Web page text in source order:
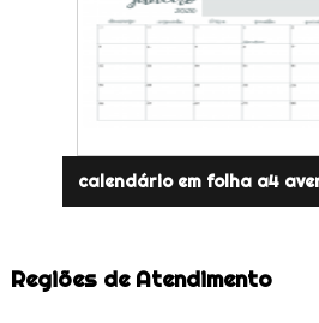
calendário em folha a4
Regiões de Atendimento